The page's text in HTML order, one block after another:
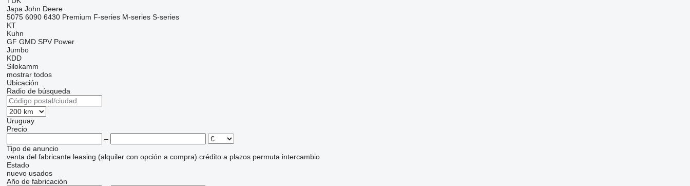
Japa John Deere
5075 6090 6430 Premium F-series M-series S-series
KT
Kuhn
GF GMD SPV Power
Jumbo
KDD
Silokamm
mostrar todos
Ubicación
Radio de búsqueda
Uruguay
Precio
–
Tipo de anuncio
venta del fabricante leasing (alquiler con opción a compra) crédito a plazos permuta intercambio
Estado
nuevo usados
Año de fabricación